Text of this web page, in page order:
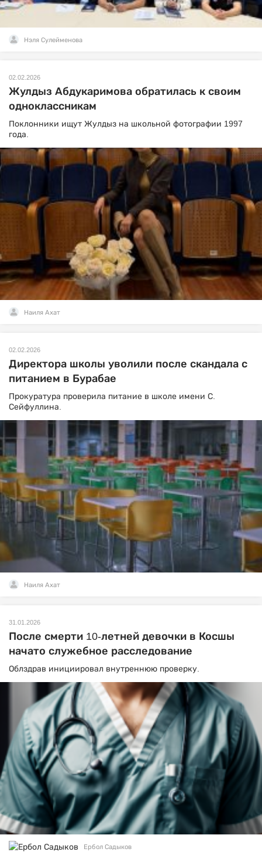
Нэля Сулейменова
02.02.2026
Жулдыз Абдукаримова обратилась к своим
одноклассникам
Поклонники ищут Жулдыз на школьной фотографии 1997
года.
Наиля Ахат
02.02.2026
Директора школы уволили после скандала с
питанием в Бурабае
Прокуратура проверила питание в школе имени С.
Сейфуллина.
Наиля Ахат
31.01.2026
После смерти 10-летней девочки в Косшы
начато служебное расследование
Облздрав инициировал внутреннюю проверку.
Ербол Садыков